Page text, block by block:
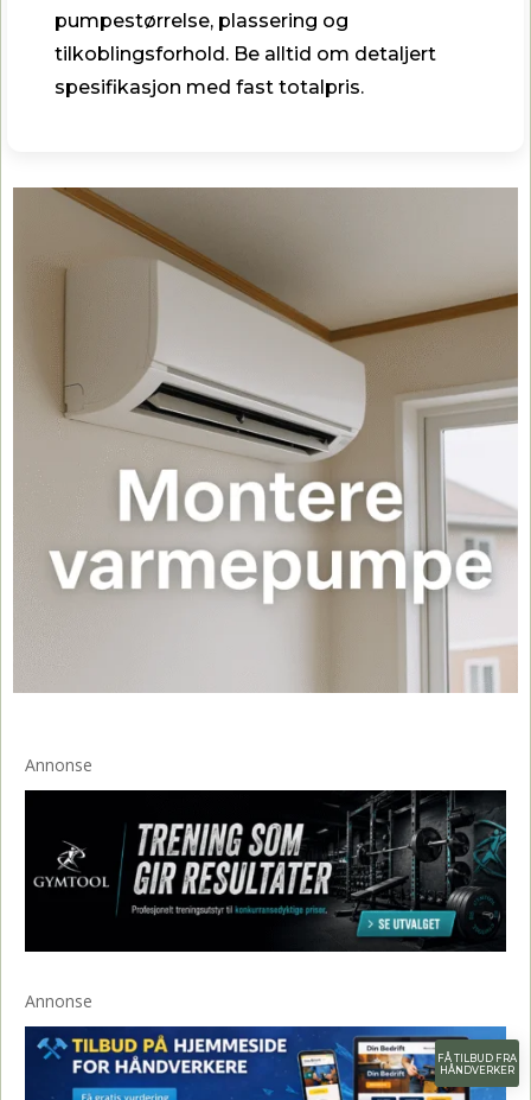
pumpestørrelse, plassering og
tilkoblingsforhold. Be alltid om detaljert
spesifikasjon med fast totalpris.
Annonse
Annonse
FÅ TILBUD FRA
HÅNDVERKER